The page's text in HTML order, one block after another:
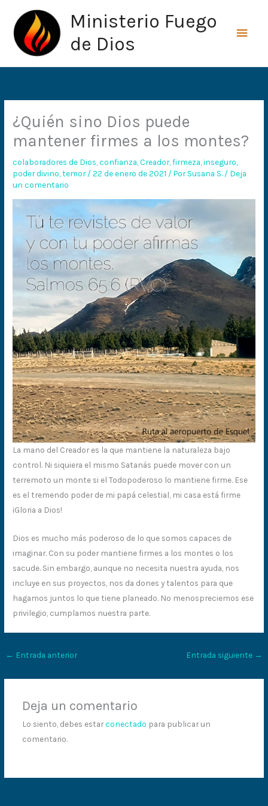
contenido
Ministerio Fuego
de Dios
¿Quién sino Dios puede
mantener firmes a los montes?
colaboradores de Dios ,confianza ,Creador,firmeza ,inseguro
poder divino ,temor/22 de enero de 2021 / PorSusana S. / Deja
un comentario
La mano del Creador es la que mantiene la naturaleza bajo
control. Ni siquiera el mismo Satanás puede mover con un
terremoto un monte si el Todopoderoso lo mantiene firme. Ese
es el tremendo poder de mi papá celestial, mi casa está firme
¡Gloria a Dios!
Dios es mucho más poderoso de lo que somos capaces de
imaginar. Con su poder mantiene firmes a los montes o los
sacude. Sin embargo, aunque no necesita nuestra ayuda, nos
incluye en sus proyectos, nos da dones y talentos para que
hagamos juntos lo que tiene planeado. No menospreciemos ese
privilegio, cumplamos nuestra parte.
← Entrada anterior Entrada siguiente →
Deja un comentario
Lo siento, debes estarconectado para publicar un
comentario.